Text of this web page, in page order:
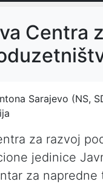
Centra
Sarajevo (NS,
za razvoj
jedinice
za